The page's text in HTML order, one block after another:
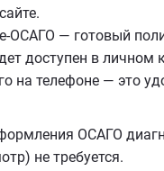
— готовый
доступен в личном
на телефоне — это
ОСАГО
не требуется.